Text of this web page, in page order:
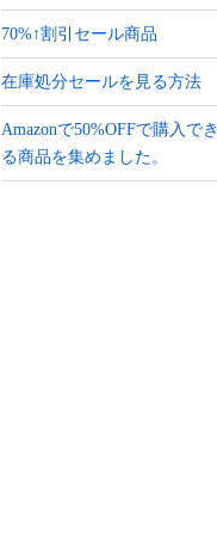
70%↑割引セール商品
在庫処分セールを見る方法
Amazonで50%OFFで購入でき
る商品を集めました。